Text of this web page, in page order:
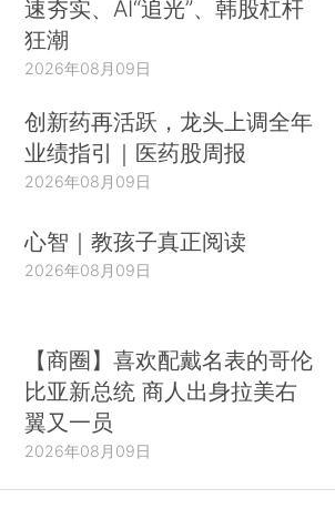
速夯实、AI“追光”、韩股杠杆
狂潮
2026年08月09日
创新药再活跃，龙头上调全年
业绩指引｜医药股周报
2026年08月09日
心智｜教孩子真正阅读
2026年08月09日
【商圈】喜欢配戴名表的哥伦
比亚新总统 商人出身拉美右
翼又一员
2026年08月09日